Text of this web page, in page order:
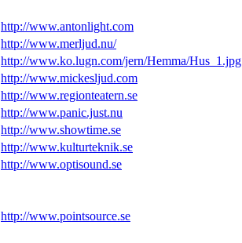
http://www.antonlight.com
http://www.merljud.nu/
http://www.ko.lugn.com/jern/Hemma/Hus_1.jpg
http://www.mickesljud.com
http://www.regionteatern.se
http://www.panic.just.nu
http://www.showtime.se
http://www.kulturteknik.se
http://www.optisound.se
http://www.pointsource.se